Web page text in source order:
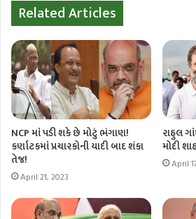
Related Articles
NCP માં પડી શકે છે મોટું ભંગાણ!
કર્ણાટકમાં પ્રચારકોની યાદી બાદ શંકા
તેજ!
April 21, 2023
રાહુલ
મોદી
April